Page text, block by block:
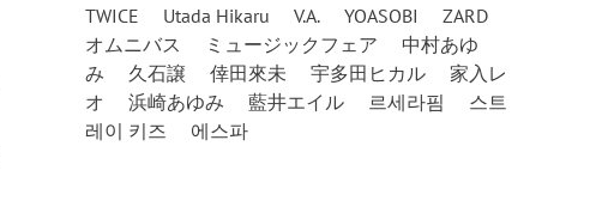
TWICE
Utada Hikaru V.A. YOASOBI
ZARD
オムニバス
ミュージックフェア
中村あゆ
み
久石譲 倖田來未 宇多田ヒカル
家入レ
オ
浜崎あゆみ 藍井エイル 르세라핌
스트
레이 키즈
에스파